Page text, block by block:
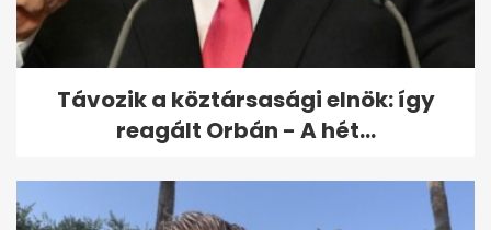
Távozik a köztársasági elnök: így
reagált Orbán - A hét...